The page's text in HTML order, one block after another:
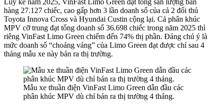
Lũy kế năm 2025, VinFast Limo Green đạt tổng sản lượng bán
hàng 27.127 chiếc, cao gấp hơn 3 lần doanh số của cả 2 đối thủ
Toyota Innova Cross và Hyundai Custin cộng lại. Cả phân khúc
MPV cỡ trung đạt tổng doanh số 36.698 chiếc trong năm 2025 thì
riêng VinFast Limo Green chiếm đến 74% thị phần. Đáng chú ý là
mức doanh số “choáng váng” của Limo Green đạt được chỉ sau 4
tháng mẫu xe này bán ra thị trường.
Mẫu xe thuần điện VinFast Limo Green dẫn đầu các
phân khúc MPV dù chỉ bán ra thị trường 4 tháng.